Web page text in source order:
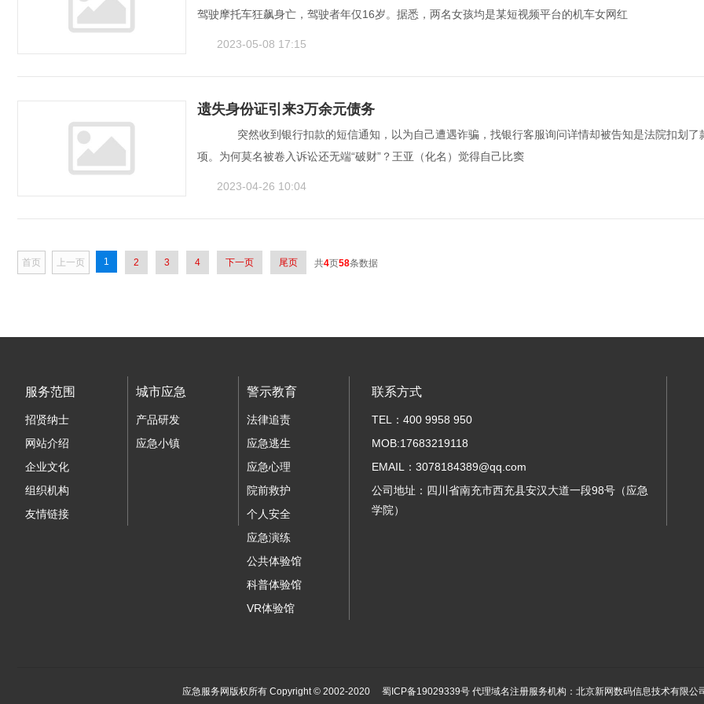
驾驶摩托车狂飙身亡，驾驶者年仅16岁。据悉，两名女孩均是某短视频平台的机车女网红
2023-05-08 17:15
遗失身份证引来3万余元债务
突然收到银行扣款的短信通知，以为自己遭遇诈骗，找银行客服询问详情却被告知是法院扣划了
项。为何莫名被卷入诉讼还无端“破财”？王亚（化名）觉得自己比窦
2023-04-26 10:04
首页 上一页 1 2 3 4 下一页 尾页 共4页58条数据
服务范围
招贤纳士
网站介绍
企业文化
组织机构
友情链接
城市应急
产品研发
应急小镇
警示教育
法律追责
应急逃生
应急心理
院前救护
个人安全
应急演练
公共体验馆
科普体验馆
VR体验馆
联系方式
TEL：400 9958 950
MOB:17683219118
EMAIL：3078184389@qq.com
公司地址：四川省南充市西充县安汉大道一段98号（应急
学院）
应急服务网版权所有 Copyright © 2002-2020 蜀ICP备19029339号 代理域名注册服务机构：北京新网数码信息技术有限公